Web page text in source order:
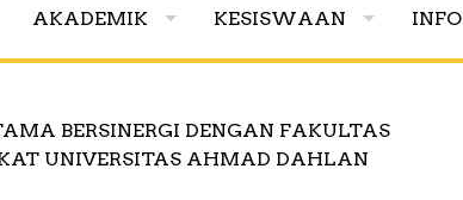
AKADEMIK KESISWAAN INFO
BERSINERGI DENGAN FAKULTAS
UNIVERSITAS AHMAD DAHLAN